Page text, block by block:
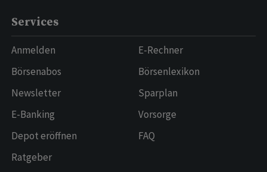
Services
Anmelden
Börsenabos
Newsletter
E-Banking
Depot eröffnen
Ratgeber
E-Rechner
Börsenlexikon
Sparplan
Vorsorge
FAQ